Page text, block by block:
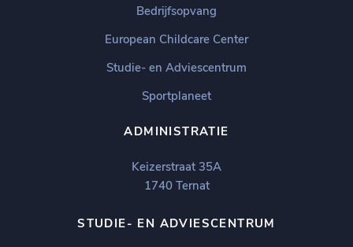
Bedrijfsopvang
European Childcare Center
Studie- en Adviescentrum
Sportplaneet
ADMINISTRATIE
Keizerstraat 35A
1740 Ternat
STUDIE- EN ADVIESCENTRUM